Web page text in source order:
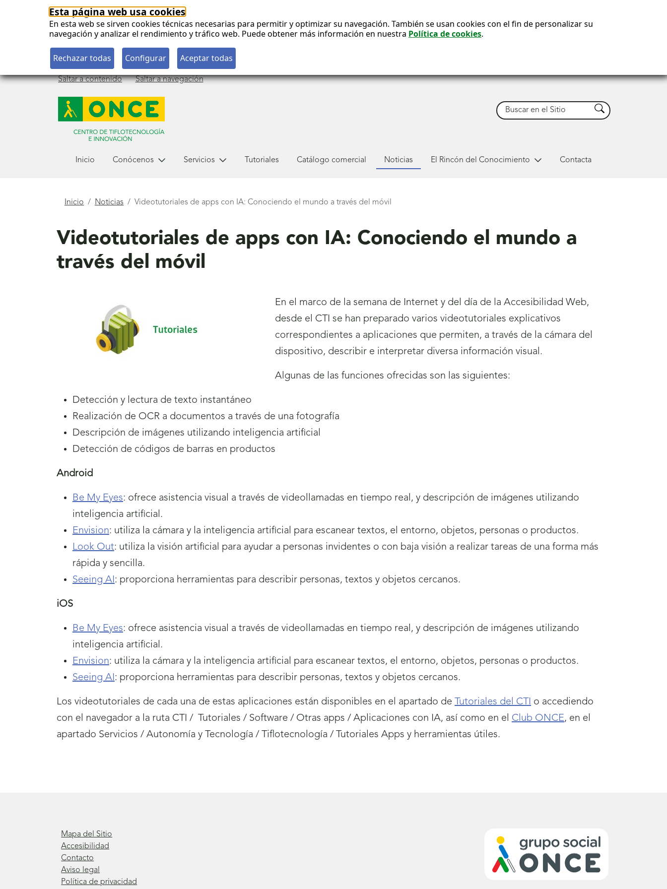
Esta página web usa cookies
En esta web se sirven cookies técnicas necesarias para permitir y optimizar su navegación. También se usan cookies con el fin de personalizar su
navegación y analizar el rendimiento y tráfico web. Puede obtener más información en nuestra Política de cookies.
Saltar a contenido Saltar a navegación
Buscar Buscar
Inicio Conócenos Servicios Tutoriales Catálogo comercial Noticias El Rincón del Conocimiento Contacta
Está
Inicio Noticias Videotutoriales de apps con IA: Conociendo el mundo a través del móvil
Videotutoriales de apps con IA: Conociendo el mundo a
través del móvil
En el marco de la semana de Internet y del día de la Accesibilidad Web,
desde el CTI se han preparado varios videotutoriales explicativos
correspondientes a aplicaciones que permiten, a través de la cámara del
dispositivo, describir e interpretar diversa información visual.
Algunas de las funciones ofrecidas son las siguientes:
Detección y lectura de texto instantáneo
Realización de OCR a documentos a través de una fotografía
Descripción de imágenes utilizando inteligencia artificial
Detección de códigos de barras en productos
Android
Be My Eyes: ofrece asistencia visual a través de videollamadas en tiempo real, y descripción de imágenes utilizando
inteligencia artificial.
Envision: utiliza la cámara y la inteligencia artificial para escanear textos, el entorno, objetos, personas o productos.
Look Out: utiliza la visión artificial para ayudar a personas invidentes o con baja visión a realizar tareas de una forma más
rápida y sencilla.
Seeing AI : proporciona herramientas para describir personas, textos y objetos cercanos.
iOS
Be My Eyes: ofrece asistencia visual a través de videollamadas en tiempo real, y descripción de imágenes utilizando
inteligencia artificial.
Envision: utiliza la cámara y la inteligencia artificial para escanear textos, el entorno, objetos, personas o productos.
Seeing AI : proporciona herramientas para describir personas, textos y objetos cercanos.
Los videotutoriales de cada una de estas aplicaciones están disponibles en el apartado de Tutoriales del CTI o accediendo
con el navegador a la ruta CTI / Tutoriales / Software / Otras apps / Aplicaciones con IA, así como en el Club ONCE, en el
apartado Servicios / Autonomía y Tecnología / Tiflotecnología / Tutoriales Apps y herramientas útiles.
Mapa del Sitio
Accesibilidad
Contacto
Aviso legal
Política de privacidad